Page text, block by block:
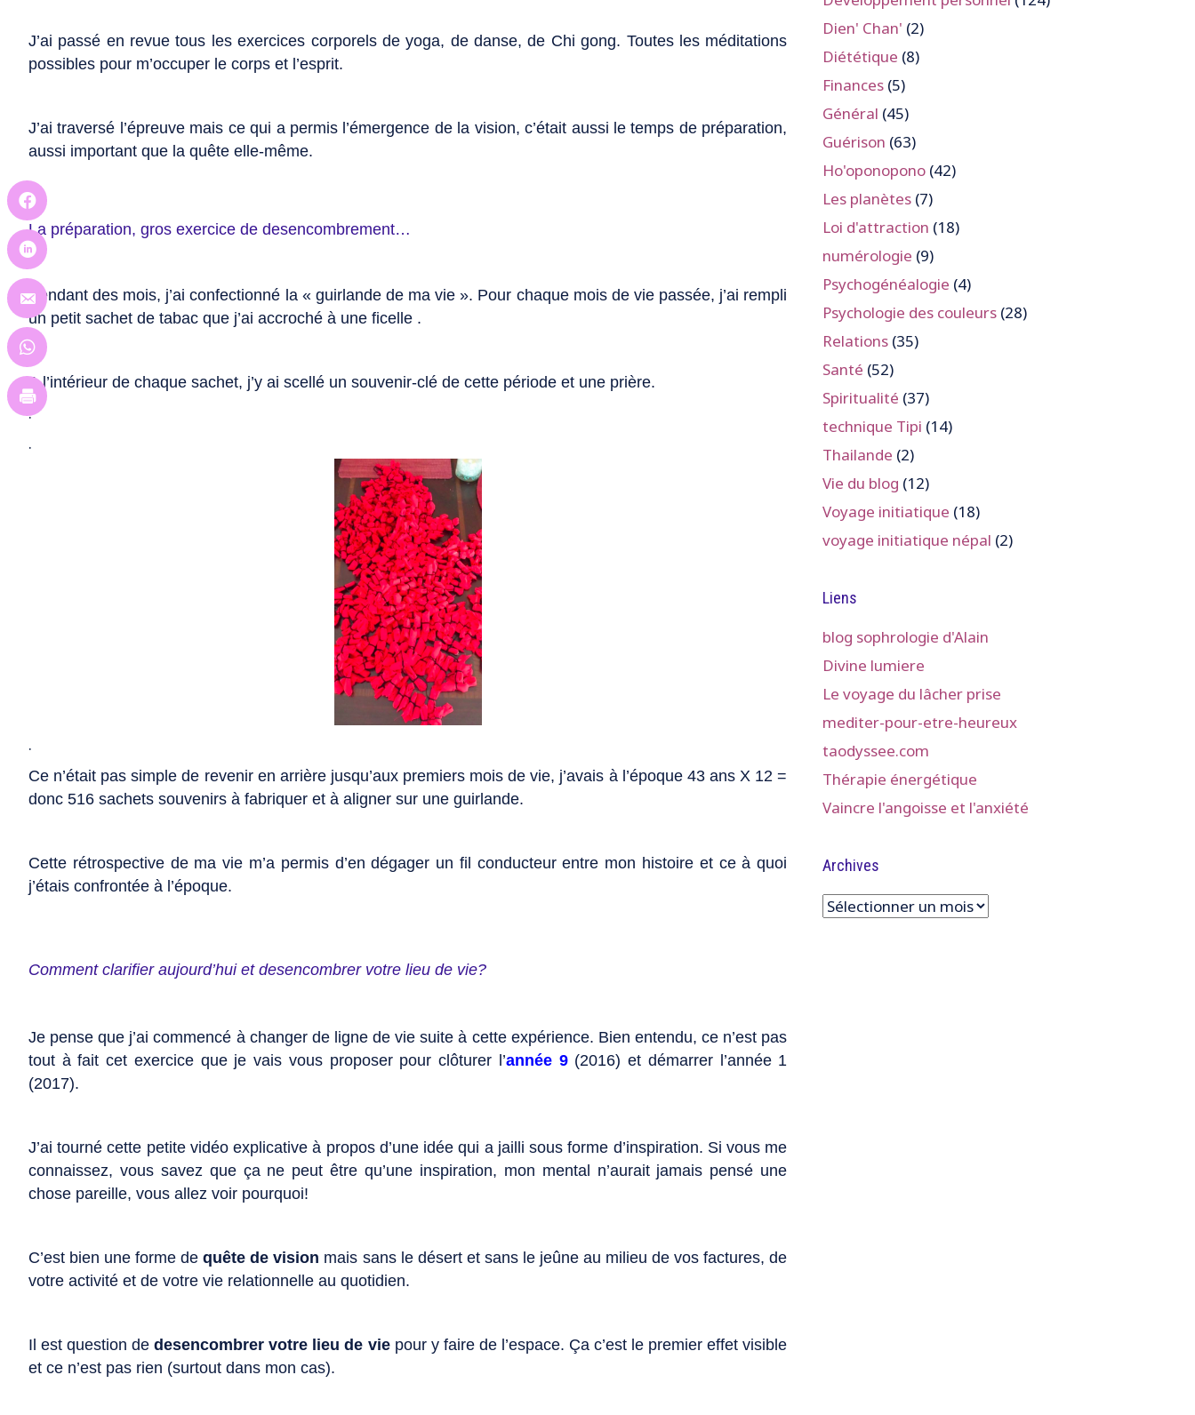
J’ai passé en revue tous les exercices corporels de yoga, de danse, de Chi gong. Toutes les méditations
possibles pour m’occuper le corps et l’esprit.
J’ai traversé l’épreuve mais ce qui a permis l’émergence de la vision, c’était aussi le temps de préparation,
aussi important que la quête elle-même.
La préparation, gros exercice de desencombrement…
Pendant des mois, j’ai confectionné la « guirlande de ma vie ». Pour chaque mois de vie passée, j’ai rempli
un petit sachet de tabac que j’ai accroché à une ficelle .
A l’intérieur de chaque sachet, j’y ai scellé un souvenir-clé de cette période et une prière.
.
.
.
Ce n’était pas simple de revenir en arrière jusqu’aux premiers mois de vie, j’avais à l’époque 43 ans X 12 =
donc 516 sachets souvenirs à fabriquer et à aligner sur une guirlande.
Cette rétrospective de ma vie m’a permis d’en dégager un fil conducteur entre mon histoire et ce à quoi
j’étais confrontée à l’époque.
Comment clarifier aujourd’hui et desencombrer votre lieu de vie?
Je pense que j’ai commencé à changer de ligne de vie suite à cette expérience. Bien entendu, ce n’est pas
tout à fait cet exercice que je vais vous proposer pour clôturer l’année 9(2016) et démarrer l’année 1
(2017).
J’ai tourné cette petite vidéo explicative à propos d’une idée qui a jailli sous forme d’inspiration. Si vous me
connaissez, vous savez que ça ne peut être qu’une inspiration, mon mental n’aurait jamais pensé une
chose pareille, vous allez voir pourquoi!
C’est bien une forme dequête de vision mais sans le désert et sans le jeûne au milieu de vos factures, de
votre activité et de votre vie relationnelle au quotidien.
Il est question dedesencombrer votre lieu de viepour y faire de l’espace. Ça c’est le premier effet visible
et ce n’est pas rien (surtout dans mon cas).
Dien' Chan' (2)
Diététique (8)
Finances (5)
Général (45)
Guérison (63)
Ho'oponopono (42)
Les planètes (7)
Loi d'attraction (18)
numérologie (9)
Psychogénéalogie (4)
Psychologie des couleurs (28)
Relations (35)
Santé (52)
Spiritualité (37)
technique Tipi (14)
Thailande (2)
Vie du blog (12)
Voyage initiatique (18)
voyage initiatique népal (2)
Liens
blog sophrologie d'Alain
Divine lumiere
Le voyage du lâcher prise
mediter-pour-etre-heureux
taodyssee.com
Thérapie énergétique
Vaincre l'angoisse et l'anxiété
Archives
Archives